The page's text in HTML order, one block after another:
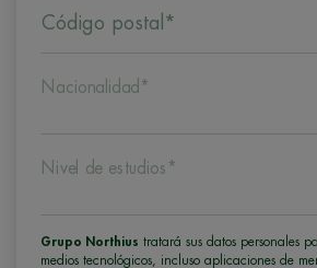
Código postal*
Nacionalidad*
Nivel de estudios*
Grupo Northius tratará sus datos personales
medios tecnológicos, incluso aplicaciones de